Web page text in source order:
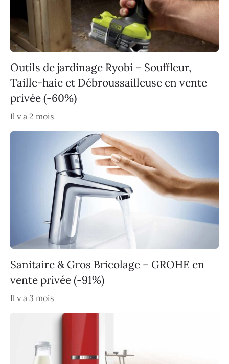
Outils de jardinage Ryobi – Souffleur,
Taille-haie et Débroussailleuse en vente
privée (-60%)
Il y a 2 mois
Sanitaire & Gros Bricolage – GROHE en
vente privée (-91%)
Il y a 3 mois